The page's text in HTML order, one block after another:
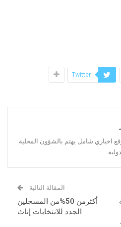
Twitter
اخباري شامل يهتم بالشؤون المحلية
المقالة التالية
أكثرمن 50%من المسجلين
الجدد للانتخابات إناث